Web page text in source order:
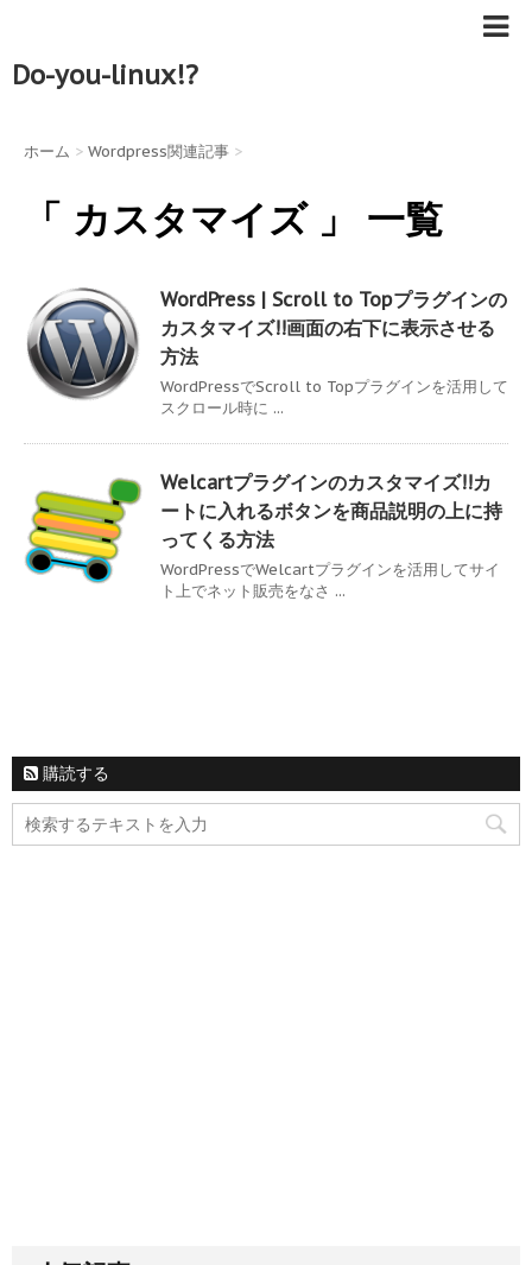
Do-you-linux!?
ホーム > Wordpress関連記事 >
「 カスタマイズ 」 一覧
WordPress | Scroll to Topプラグインの
カスタマイズ!!画面の右下に表示させる
方法
WordPressでScroll to Topプラグインを活用して
スクロール時に ...
Welcartプラグインのカスタマイズ!!カ
ートに入れるボタンを商品説明の上に持
ってくる方法
WordPressでWelcartプラグインを活用してサイ
ト上でネット販売をなさ ...
購読する